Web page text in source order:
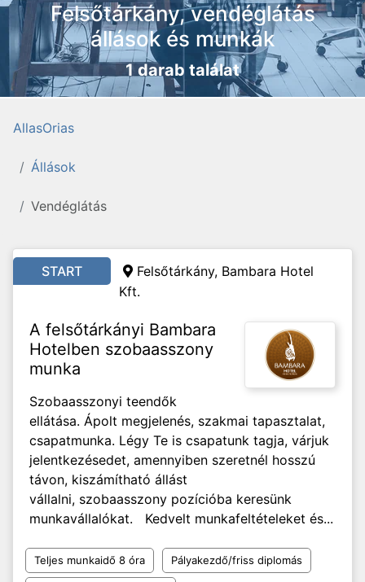
Felsőtárkány, vendéglátás
állások és munkák
1 darab találat
AllasOrias
Állások
Vendéglátás
START
Felsőtárkány, Bambara Hotel
Kft.
A felsőtárkányi Bambara
Hotelben szobaasszony
munka
Szobaasszonyi teendők
ellátása. Ápolt megjelenés, szakmai tapasztalat,
csapatmunka. Légy Te is csapatunk tagja, várjuk
jelentkezésedet, amennyiben szeretnél hosszú
távon, kiszámítható állást
vállalni, szobaasszony pozícióba keresünk
munkavállalókat. Kedvelt munkafeltételeket és...
Teljes munkaidő 8 óra Pályakezdő/friss diplomás